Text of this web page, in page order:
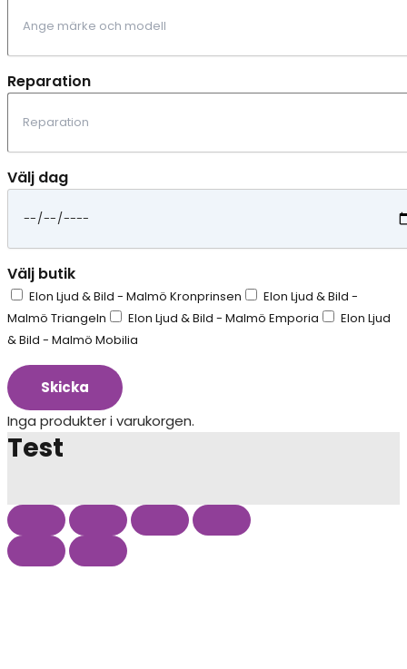
Reparation
Välj dag
Välj butik
Elon Ljud & Bild - Malmö Kronprinsen
Elon Ljud & Bild -
Malmö Triangeln
Elon Ljud & Bild - Malmö Emporia
Elon Ljud
& Bild - Malmö Mobilia
Skicka
Inga produkter i varukorgen.
Test